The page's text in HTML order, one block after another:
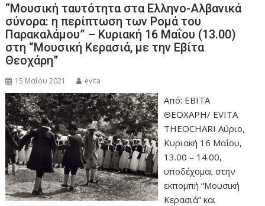
“Μουσική ταυτότητα στα Ελληνο-Αλβανικά
σύνορα: η περίπτωση των Ρομά του
Παρακαλάμου” – Κυριακή 16 Μαΐου (13.00)
στη “Μουσική Κερασιά, με την Εβίτα
Θεοχάρη”
15 Μαΐου 2021 evita
Από: ΕΒΙΤΑ
ΘΕΟΧΑΡΗ/ EVITA
THEOCHARI Αύριο,
Κυριακή 16 Μαΐου,
13.00 – 14.00,
υποδέχομαι στην
εκπομπή “Μουσική
Κερασιά” και